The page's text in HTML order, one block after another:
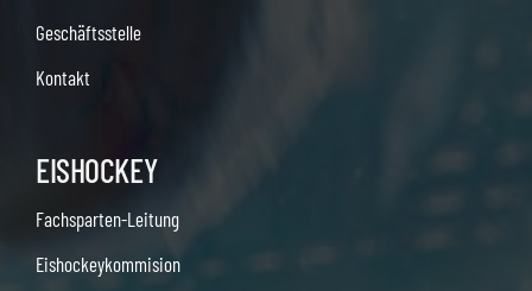
Geschäftsstelle
Kontakt
EISHOCKEY
Fachsparten-Leitung
Eishockeykommision